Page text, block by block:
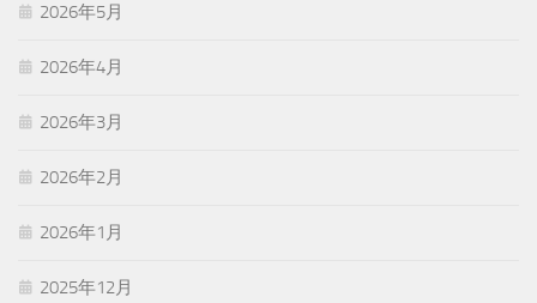
2026年5月
2026年4月
2026年3月
2026年2月
2026年1月
2025年12月